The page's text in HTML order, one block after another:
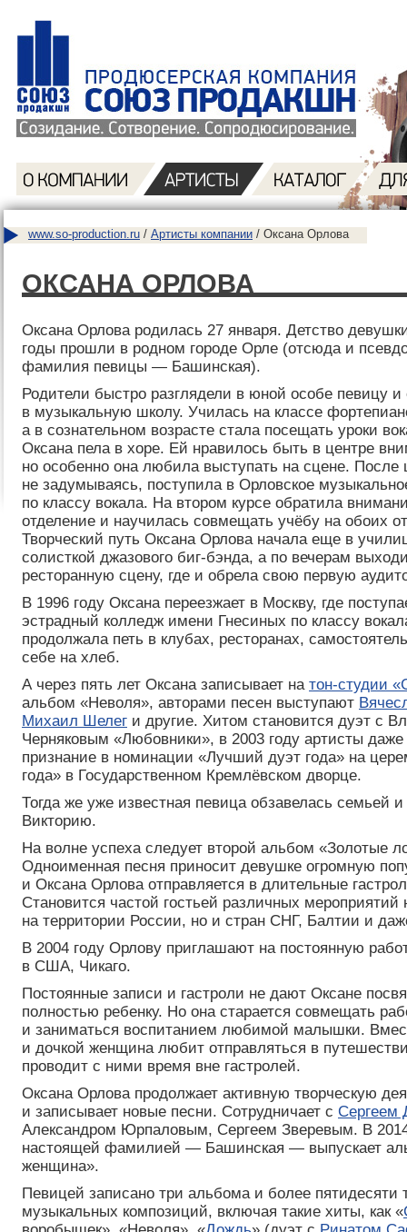
www.so-production.ru / Артисты компании / Оксана Орлова
ОКСАНА ОРЛОВА
Оксана Орлова родилась 27 января. Детство
годы прошли в родном городе Орле (отсюда и
фамилия певицы — Башинская).
Родители быстро разглядели в юной особе певицу и
в музыкальную школу. Училась на классе
а в сознательном возрасте стала посещать уроки
Оксана пела в хоре. Ей нравилось быть в центре
но особенно она любила выступать на сцене.
не задумываясь, поступила в Орловское
по классу вокала. На втором курсе обратила
отделение и научилась совмещать учёбу на обоих
Творческий путь Оксана Орлова начала еще в
солисткой джазового биг-бэнда, а по вечерам
ресторанную сцену, где и обрела свою первую
В 1996 году Оксана переезжает в Москву, где
эстрадный колледж имени Гнесиных по классу
продолжала петь в клубах, ресторанах,
себе на хлеб.
А через пять лет Оксана записывает на тон-студии
альбом «Неволя», авторами песен выступают
Михаил Шелег и другие. Хитом становится дуэт с
Черняковым «Любовники», в 2003 году артисты
признание в номинации «Лучший дуэт года» на
года» в Государственном Кремлёвском дворце.
Тогда же уже известная певица обзавелась семьей
Викторию.
На волне успеха следует второй альбом «Золотые
Одноименная песня приносит девушке огромную
и Оксана Орлова отправляется в длительные
Становится частой гостьей различных мероприятий
на территории России, но и стран СНГ, Балтии и
В 2004 году Орлову приглашают на постоянную
в США, Чикаго.
Постоянные записи и гастроли не дают Оксане
полностью ребенку. Но она старается совмещать
и заниматься воспитанием любимой малышки.
и дочкой женщина любит отправляться в
проводит с ними время вне гастролей.
Оксана Орлова продолжает активную творческую
и записывает новые песни. Сотрудничает с Сергеем
Александром Юрпаловым, Сергеем Зверевым. В
настоящей фамилией — Башинская — выпускает
женщина».
Певицей записано три альбома и более пятидесяти
музыкальных композиций, включая такие хиты, как «